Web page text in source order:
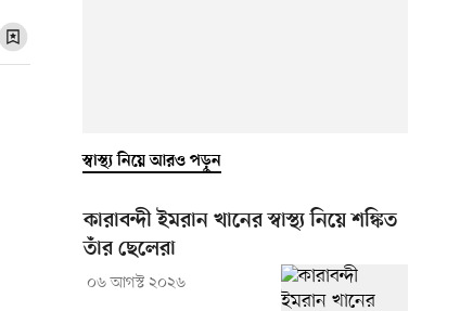
স্বাস্থ্য নিয়ে আরও পড়ুন
কারাবন্দী ইমরান খানের স্বাস্থ্য নিয়ে শঙ্কিত
তাঁর ছেলেরা
০৬ আগস্ট ২০২৬